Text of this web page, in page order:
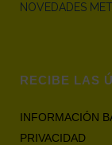
NOVEDADES
RECIBE LAS
INFORMACIÓN
PRIVACIDAD